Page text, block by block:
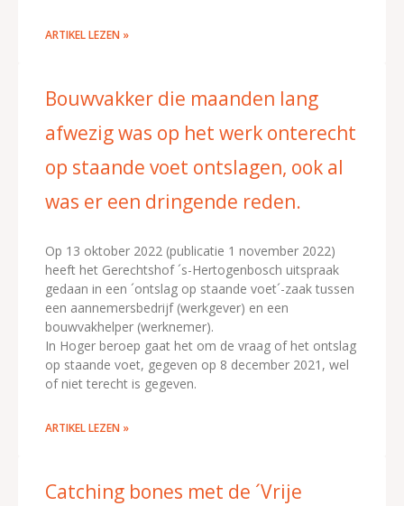
ARTIKEL LEZEN »
Bouwvakker die maanden lang
afwezig was op het werk onterecht
op staande voet ontslagen, ook al
was er een dringende reden.
Op 13 oktober 2022 (publicatie 1 november 2022)
heeft het Gerechtshof ´s-Hertogenbosch uitspraak
gedaan in een ´ontslag op staande voet´-zaak tussen
een aannemersbedrijf (werkgever) en een
bouwvakhelper (werknemer).
In Hoger beroep gaat het om de vraag of het ontslag
op staande voet, gegeven op 8 december 2021, wel
of niet terecht is gegeven.
ARTIKEL LEZEN »
Catching bones met de ´Vrije